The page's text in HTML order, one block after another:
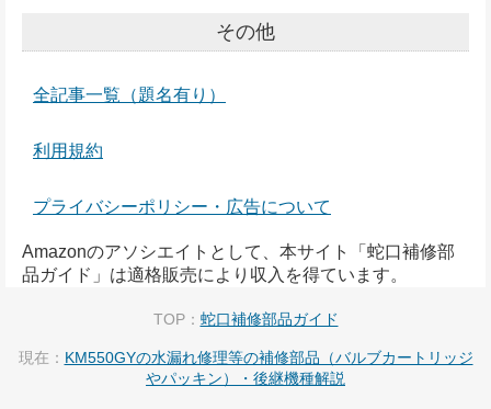
その他
全記事一覧（題名有り）
利用規約
プライバシーポリシー・広告について
Amazonのアソシエイトとして、本サイト「蛇口補修部
品ガイド」は適格販売により収入を得ています。
TOP： 蛇口補修部品ガイド
現在： KM550GYの水漏れ修理等の補修部品（バルブカートリッジ
やパッキン）・後継機種解説